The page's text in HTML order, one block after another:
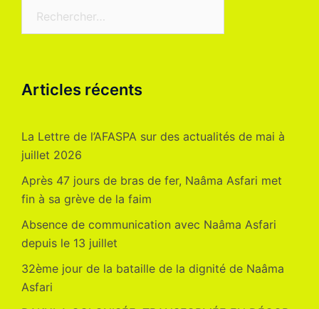
Articles récents
La Lettre de l’AFASPA sur des actualités de mai à
juillet 2026
Après 47 jours de bras de fer, Naâma Asfari met
fin à sa grève de la faim
Absence de communication avec Naâma Asfari
depuis le 13 juillet
32ème jour de la bataille de la dignité de Naâma
Asfari